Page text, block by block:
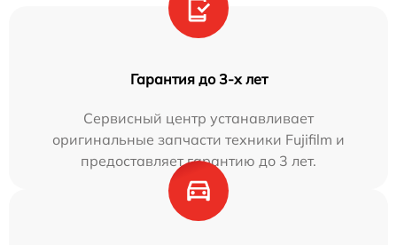
Гарантия до 3-х лет
Сервисный центр устанавливает
оригинальные запчасти техники Fujifilm и
предоставляет гарантию до 3 лет.